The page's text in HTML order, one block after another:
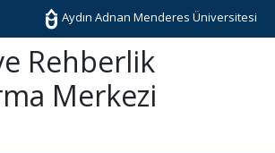
Aydın Adnan Menderes Üniversitesi
Rehberlik
Merkezi